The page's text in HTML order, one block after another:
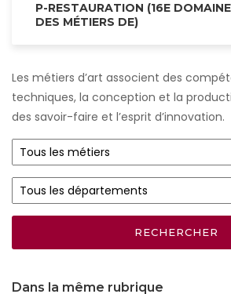
Les métiers d’art associent des
techniques, la conception et la
des savoir-faire et l’esprit d’innovation.
Dans la même rubrique
P-RESTAURATION (16E
DES MÉTIERS DE)